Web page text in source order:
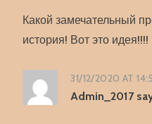
Какой замечательный
история! Вот это
31/12/2020 AT
Admin_2017